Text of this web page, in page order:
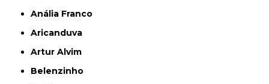
Anália Franco
Aricanduva
Artur Alvim
Belenzinho